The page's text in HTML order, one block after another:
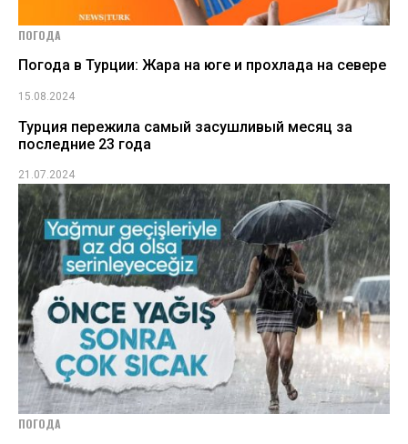
ПОГОДА
Погода в Турции: Жара на юге и прохлада на севере
15.08.2024
Турция пережила самый засушливый месяц за
последние 23 года
21.07.2024
ПОГОДА